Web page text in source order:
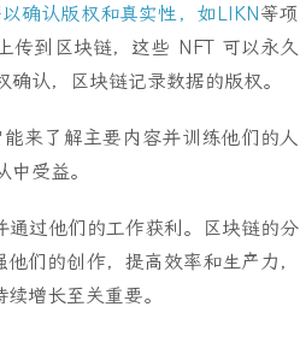
确认版权和真实性，如LIKN等项
传到区块链，这些 NFT 可以永久
认，区块链记录数据的版权。
来了解主要内容并训练他们的人
受益。
过他们的工作获利。区块链的分
们的创作，提高效率和生产力，
增长至关重要。